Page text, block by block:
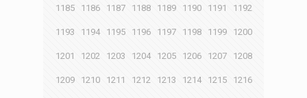
1185 1186 1187 1188 1189 1190 1191 1192
1193 1194 1195 1196 1197 1198 1199 1200
1201 1202 1203 1204 1205 1206 1207 1208
1209 1210 1211 1212 1213 1214 1215 1216